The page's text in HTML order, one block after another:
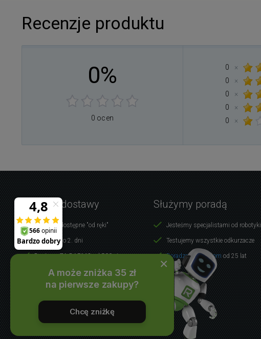
Recenzje produktu
0%
0 ocen
0
×
0
×
0
×
0
×
0
×
Warunki dostawy
Produkty dostępne "od ręki"
Dostawa do 2. dni
Dostawa ZA DARMO od 500 zł
WSZYSTKO O ZAKUPACH
Służymy poradą
Jesteśmy specjalistami od robotyki
Testujemy wszystkie odkurzacze
Doradzamy klientom od 25 lat
×
A może zniżka 35 zł
na pierwsze zakupy?
Chcę zniżkę